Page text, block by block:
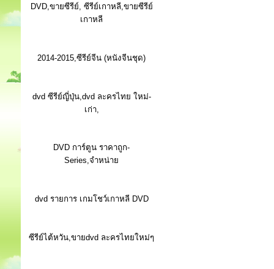
DVD,ขายซีรีย์, ซีรีย์เกาหลี,ขายซีรีย์
เกาหลี
2014-2015,ซีรีย์จีน (หนังจีนชุด)
dvd ซีรีย์ญี่ปุ่น,dvd ละครไทย ใหม่-
เก่า,
DVD การ์ตูน ราคาถูก-
Series,จำหน่าย
dvd รายการ เกมโชว์เกาหลี DVD
ซีรีย์ไต้หวัน,ขายdvd ละครไทยใหม่ๆ